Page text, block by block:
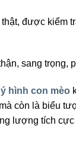
được kiểm
sang trọng,
hình con mèo
còn là biểu
lượng tích